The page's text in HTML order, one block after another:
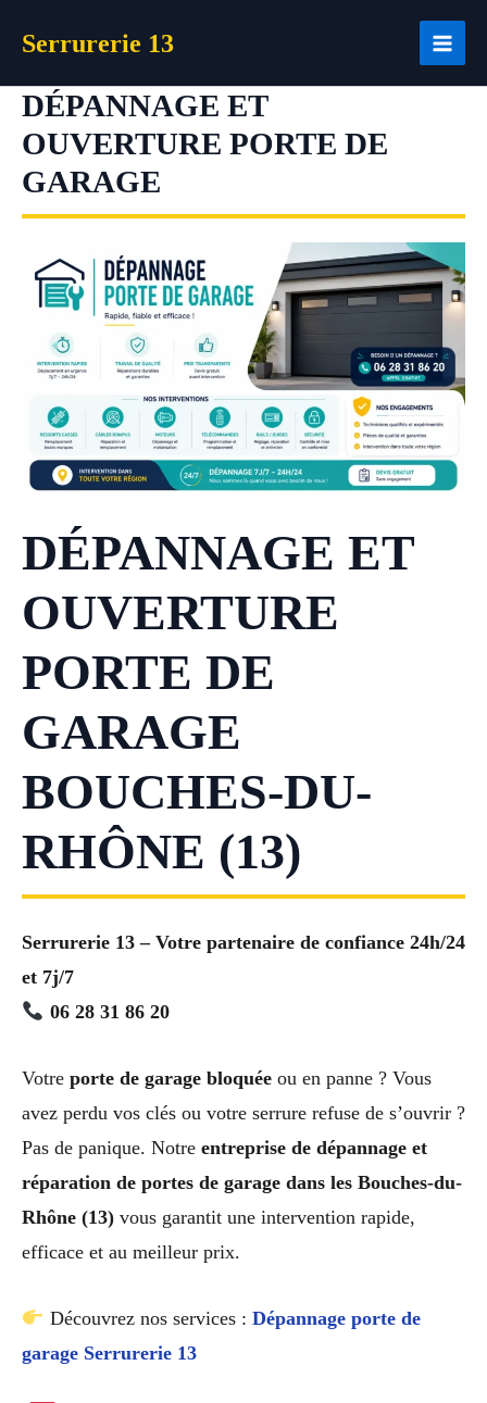
Serrurerie 13
DÉPANNAGE ET
OUVERTURE PORTE DE
GARAGE
DÉPANNAGE ET
OUVERTURE
PORTE DE
GARAGE
BOUCHES-DU-
RHÔNE (13)
Serrurerie 13 – Votre partenaire de confiance 24h/24
et 7j/7
06 28 31 86 20
Votre porte de garage bloquée ou en panne ? Vous
avez perdu vos clés ou votre serrure refuse de s’ouvrir ?
Pas de panique. Notre entreprise de dépannage et
réparation de portes de garage dans les Bouches-du-
Rhône (13) vous garantit une intervention rapide,
efficace et au meilleur prix.
Découvrez nos services : Dépannage porte de
garage Serrurerie 13